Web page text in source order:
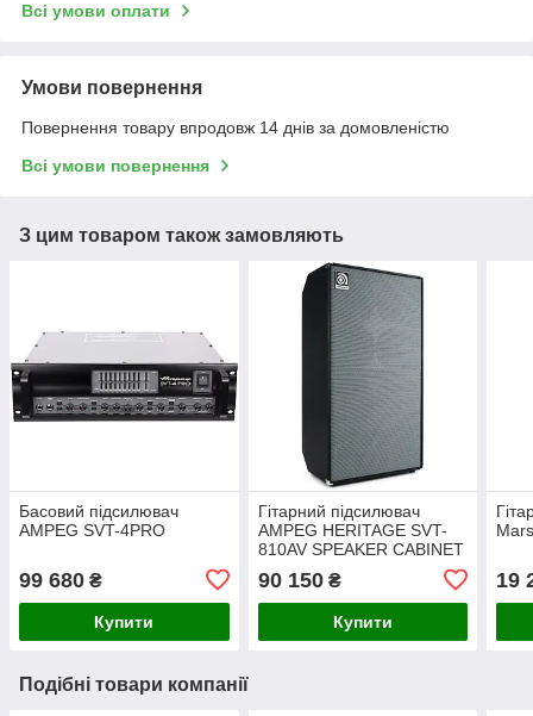
Всі умови оплати
Умови повернення
Повернення товару впродовж 14 днів за домовленістю
Всі умови повернення
З цим товаром також замовляють
Басовий підсилювач
AMPEG SVT-4PRO
99 680 ₴
Купити
Гітарний підсилювач
AMPEG HERITAGE SVT-
810AV SPEAKER CABINET
90 150₴
Купити
19
Подібні товари компанії